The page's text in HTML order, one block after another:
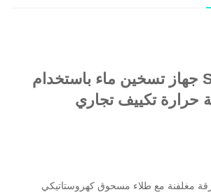
حرارة تكييف تجاري